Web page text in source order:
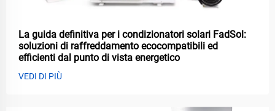
La guida definitiva per i condizionatori solari FadSol:
soluzioni di raffreddamento ecocompatibili ed
efficienti dal punto di vista energetico
VEDI DI PIÙ